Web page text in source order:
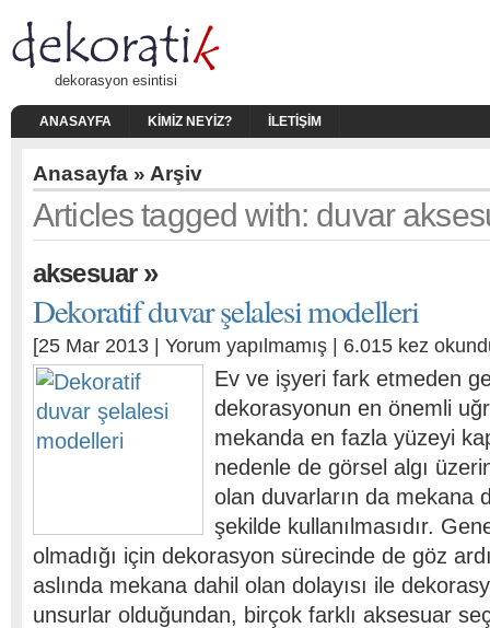
dekorasyon esintisi
ANASAYFA KIMIZ NEYIZ? İLETIŞIM
Anasayfa » Arşiv
Articles tagged with: duvar
aksesuar»
Dekoratif duvar şelalesi modelleri
[25 Mar 2013 | Yorum yapılmamış | 6.015 kez
Ev ve işyeri fark etmeden
dekorasyonun en önemli
mekanda en fazla yüzeyi
nedenle de görsel algı
olan duvarların da mekana
şekilde kullanılmasıdır.
olmadığı için dekorasyon sürecinde de göz
aslında mekana dahil olan dolayısı ile
unsurlar olduğundan, birçok farklı aksesuar